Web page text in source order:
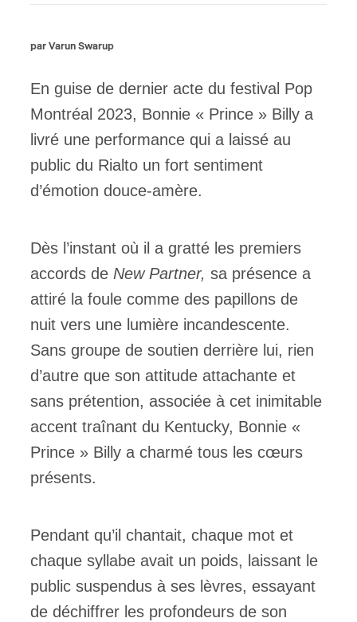
par Varun Swarup
En guise de dernier acte du festival Pop
Montréal 2023, Bonnie « Prince » Billy a
livré une performance qui a laissé au
public du Rialto un fort sentiment
d’émotion douce-amère.
Dès l’instant où il a gratté les premiers
accords de New Partner, sa présence a
attiré la foule comme des papillons de
nuit vers une lumière incandescente.
Sans groupe de soutien derrière lui, rien
d’autre que son attitude attachante et
sans prétention, associée à cet inimitable
accent traînant du Kentucky, Bonnie «
Prince » Billy a charmé tous les cœurs
présents.
Pendant qu’il chantait, chaque mot et
chaque syllabe avait un poids, laissant le
public suspendus à ses lèvres, essayant
de déchiffrer les profondeurs de son